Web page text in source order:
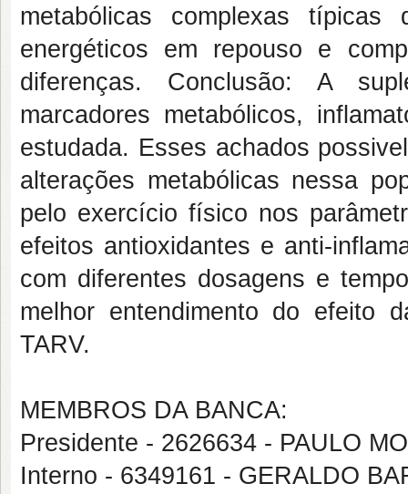
metabólicas complexas
energéticos em repouso e
diferenças. Conclusão: A
marcadores metabólicos,
estudada. Esses achados
alterações metabólicas nessa
pelo exercício físico nos
efeitos antioxidantes e anti-
com diferentes dosagens e
melhor entendimento do efeito
TARV.
MEMBROS DA BANCA:
Presidente - 2626634 - PAULO
Interno - 6349161 - GERALDO